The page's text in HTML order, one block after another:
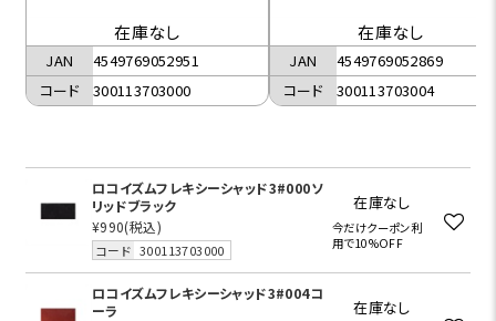
在庫なし
JAN
4549769052951
コード
300113703000
在庫なし
JAN
4549769052869
コード
300113703004
ロコイズムフレキシーシャッド3#000ソ
リッドブラック
¥990(税込)
コード 300113703000
在庫なし
今だけクーポン利
用で10%OFF
ロコイズムフレキシーシャッド3#004コ
ーラ
在庫なし